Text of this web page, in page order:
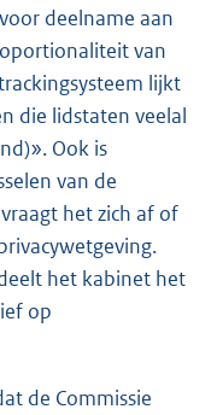
deelname aan
van
lijkt
die lidstaten veelal
Ook is
van de
het zich af of
het kabinet het
op
de Commissie